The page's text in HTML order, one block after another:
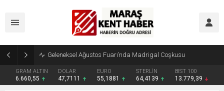
Geleneksel Ağustos Fuarı’nda Madrigal Coşkusu
GRAM ALTIN
6.660,55
DOLAR
47,7111
EURO
55,1881
STERLİN
64,4139
BIST 100
13.779,39